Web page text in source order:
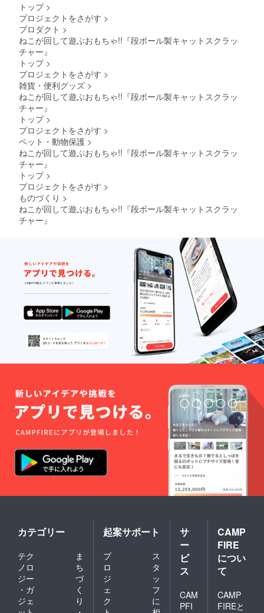
トップ >
プロジェクトをさがす >
プロダクト >
ねこが回して遊ぶおもちゃ!!『段ボール製キャットスクラッ
チャー』
トップ >
プロジェクトをさがす >
雑貨・便利グッズ >
ねこが回して遊ぶおもちゃ!!『段ボール製キャットスクラッ
チャー』
トップ >
プロジェクトをさがす >
ペット・動物保護 >
ねこが回して遊ぶおもちゃ!!『段ボール製キャットスクラッ
チャー』
トップ >
プロジェクトをさがす >
ものづくり >
ねこが回して遊ぶおもちゃ!!『段ボール製キャットスクラッ
チャー』
カテゴリー
テク
ノロ
ジー
・ガ
ジェ
ま
ち
づ
く
り
起案サポート
プ
ロ
ジ
ェ
ク
ス
タ
ッ
フ
に
サ
ー
ビ
ス
CAM
PFI
CAMP
FIRE
につい
て
CAMP
FIREと